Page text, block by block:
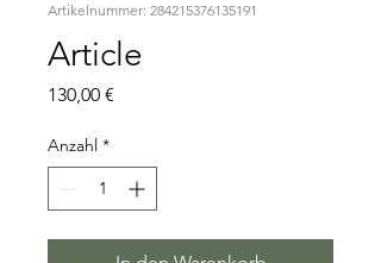
Artikelnummer: 284215376135191
Article
130,00 €
Anzahl *